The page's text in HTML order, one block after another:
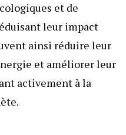
et de
leur impact
ainsi réduire leur
et améliorer leur
activement à la